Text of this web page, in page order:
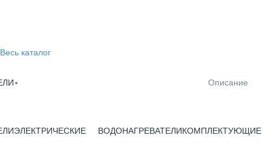
Весь каталог
ЭЛЕКТРИЧЕСКИЕ ВОДОНАГРЕВАТЕЛИКОМПЛЕКТУЮЩИЕ
Описание